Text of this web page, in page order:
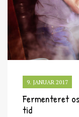
9. JANUAR 2017
Fermenteret
tid